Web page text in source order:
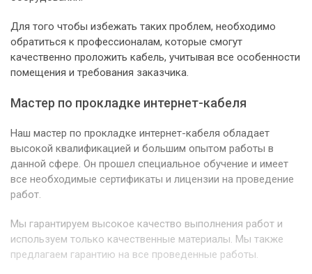
Для того чтобы избежать таких проблем, необходимо
обратиться к профессионалам, которые смогут
качественно проложить кабель, учитывая все особенности
помещения и требования заказчика.
Мастер по прокладке интернет-кабеля
Наш мастер по прокладке интернет-кабеля обладает
высокой квалификацией и большим опытом работы в
данной сфере. Он прошел специальное обучение и имеет
все необходимые сертификаты и лицензии на проведение
работ.
Мы гарантируем высокое качество выполнения работ и
используем только качественные материалы. Мы также
предлагаем гарантию на все проведенные работы.